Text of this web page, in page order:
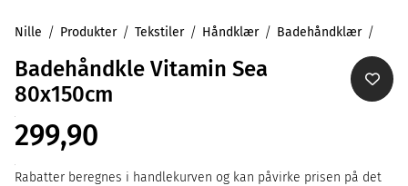
Nille Produkter Tekstiler Håndklær Badehåndklær
Badehåndkle Vitamin Sea
80x150cm
299,90
Rabatter beregnes i handlekurven og kan påvirke prisen på det